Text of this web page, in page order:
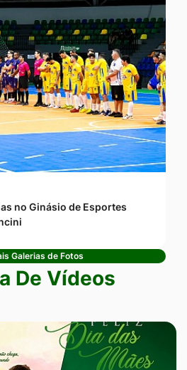
no Ginásio de Esportes
Galerias de Fotos
De Vídeos